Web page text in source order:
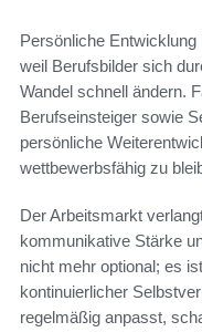
Persönliche
weil Berufsbilder sich
Wandel schnell ändern.
Berufseinsteiger sowie
persönliche
wettbewerbsfähig zu
Der Arbeitsmarkt
kommunikative Stärke
nicht mehr optional; es
kontinuierlicher
regelmäßig anpasst,